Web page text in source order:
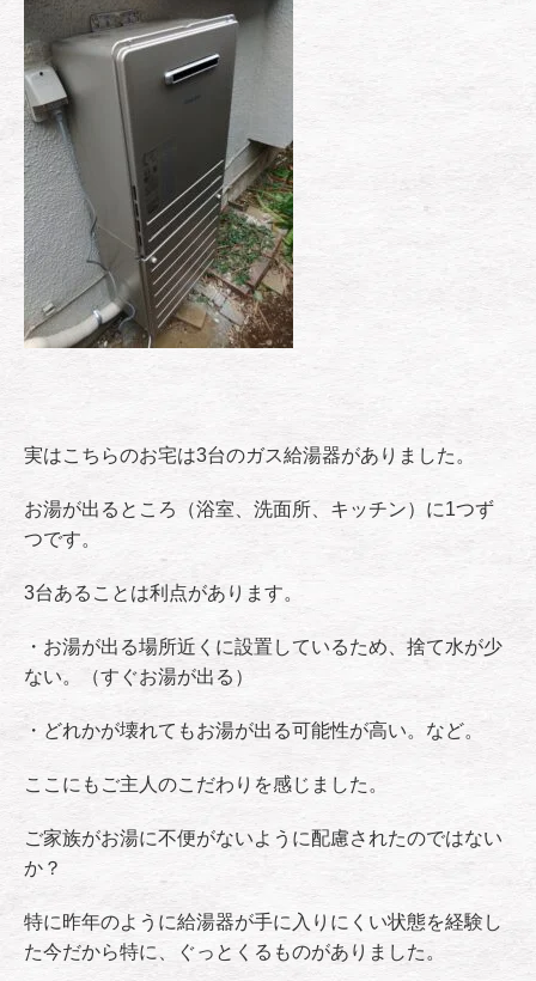
実はこちらのお宅は3台のガス給湯器がありました。
お湯が出るところ（浴室、洗面所、キッチン）に1つず
つです。
3台あることは利点があります。
・お湯が出る場所近くに設置しているため、捨て水が少
ない。（すぐお湯が出る）
・どれかが壊れてもお湯が出る可能性が高い。など。
ここにもご主人のこだわりを感じました。
ご家族がお湯に不便がないように配慮されたのではない
か？
特に昨年のように給湯器が手に入りにくい状態を経験し
た今だから特に、ぐっとくるものがありました。